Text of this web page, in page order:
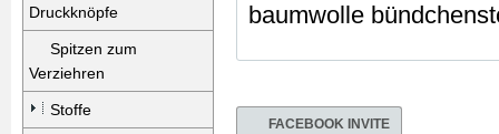
Druckknöpfe
Spitzen zum
Verziehren
Stoffe
baumwolle
FACEBOOK INVITE